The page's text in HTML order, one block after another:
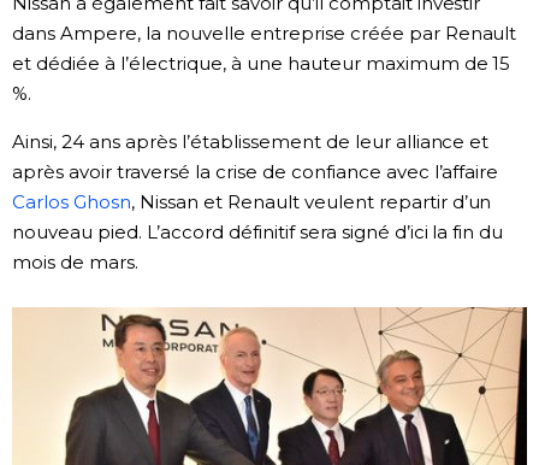
En plus
Données
Séries
Personnages
Vidéos
dans Ampere, la nouvelle entreprise créée par Renault
et dédiée à l’électrique, à une hauteur maximum de 15
%.
Ainsi, 24 ans après l’établissement de leur alliance et
après avoir traversé la crise de confiance avec l’affaire
Carlos Ghosn, Nissan et Renault veulent repartir d’un
nouveau pied. L’accord définitif sera signé d’ici la fin du
mois de mars.